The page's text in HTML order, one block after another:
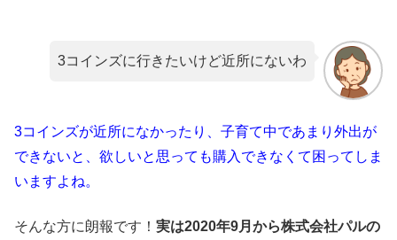
3コインズに行きたいけど近所にないわ
3コインズが近所になかったり、子育て中であまり外出が
できないと、欲しいと思っても購入できなくて困ってしま
いますよね。
そんな方に朗報です！ 実は2020年9月から株式会社パルの